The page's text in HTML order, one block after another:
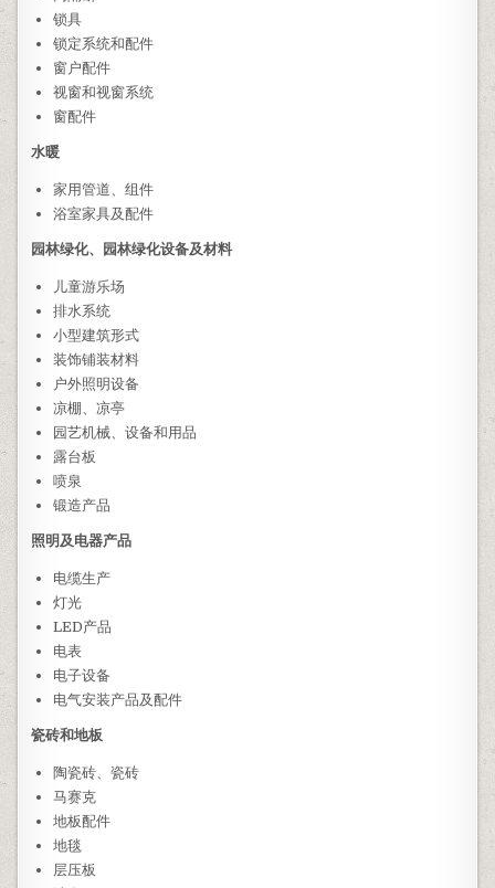
锁具
锁定系统和配件
窗户配件
视窗和视窗系统
窗配件
水暖
家用管道、组件
浴室家具及配件
园林绿化、园林绿化设备及材料
儿童游乐场
排水系统
小型建筑形式
装饰铺装材料
户外照明设备
凉棚、凉亭
园艺机械、设备和用品
露台板
喷泉
锻造产品
照明及电器产品
电缆生产
灯光
LED产品
电表
电子设备
电气安装产品及配件
瓷砖和地板
陶瓷砖、瓷砖
马赛克
地板配件
地毯
层压板